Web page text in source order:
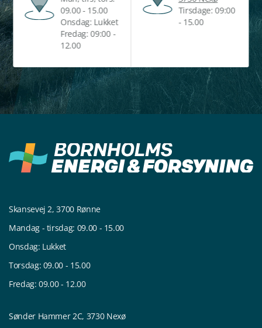
09.00 - 15.00
Onsdag: Lukket
Fredag: 09:00 -
12.00
Tirsdage: 09:00
- 15.00
Skansevej 2, 3700 Rønne
Mandag - tirsdag: 09.00 - 15.00
Onsdag: Lukket
Torsdag: 09.00 - 15.00
Fredag: 09.00 - 12.00
Sønder Hammer 2C, 3730 Nexø